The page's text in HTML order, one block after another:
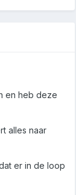
en heb deze
alles naar
er in de loop